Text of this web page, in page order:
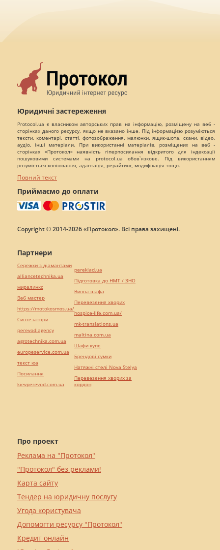
Юридичні застереження
Protocol.ua є власником авторських прав на інформацію, розміщену на веб -
сторінках даного ресурсу, якщо не вказано інше. Під інформацією розуміються
тексти, коментарі, статті, фотозображення, малюнки, ящик-шота, скани, відео,
аудіо, інші матеріали. При використанні матеріалів, розміщених на веб -
сторінках «Протокол» наявність гіперпосилання відкритого для індексації
пошуковими системами на protocol.ua обов`язкове. Під використанням
розуміється копіювання, адаптація, рерайтинг, модифікація тощо.
Повний текст
Приймаємо до оплати
Copyright © 2014-2026 «Протокол». Всі права захищені.
Про проект
Реклама на "Протокол"
"Протокол" без реклами!
Карта сайту
Тендер на юридичну послугу
Угода користувача
Допомогти ресурсу "Протокол"
Кредит онлайн
Партнери
Сережки з діамантами
alliancetechnika.ua
миралинкс
Веб мастер
https://motokosmos.ua/
Синтезатори
perevod.agency
agrotechnika.com.ua
europeservice.com.ua
текст юа
Посилання
kievperevod.com.ua
pereklad.ua
Підготовка до НМТ / ЗНО
Винна шафа
Перевезення хворих
hospice-life.com.ua/
mk-translations.ua
maltina.com.ua
Шафи купе
Брендові сумки
Натяжні стелі Nova Stelya
Перевезення хворих за
кордон